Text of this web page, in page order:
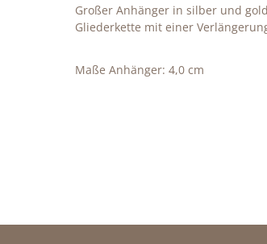
Großer Anhänger in silber und
Gliederkette mit einer
Maße Anhänger: 4,0 cm